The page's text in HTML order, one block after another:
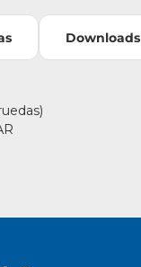
Downloads